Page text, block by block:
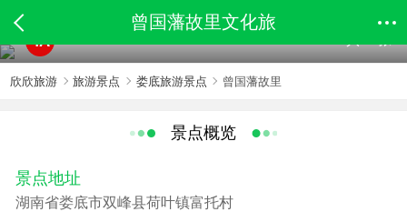
曾国藩故里文化旅
4A
欣欣旅游 旅游景点 娄底旅游景点 曾国藩故里
景点概览
景点地址
湖南省娄底市双峰县荷叶镇富托村